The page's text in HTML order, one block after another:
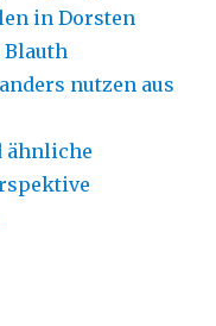
in Dorsten
nutzen aus
ähnliche